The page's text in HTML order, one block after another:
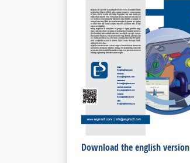
Download the english version